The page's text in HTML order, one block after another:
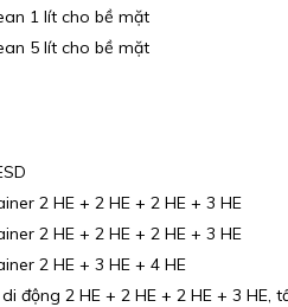
1 lít cho bề mặt
5 lít cho bề mặt
2 HE + 2 HE + 2 HE + 3 HE
2 HE + 2 HE + 2 HE + 3 HE
2 HE + 3 HE + 4 HE
động 2 HE + 2 HE + 2 HE + 3 HE,